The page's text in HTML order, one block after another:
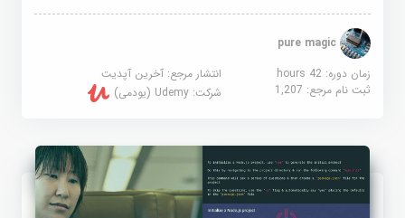
pure magic
زمان دوره: 42 hours
انتشار مرجع:آخرین آپدیت
ثبت نام مرجع:1,207 شرکت:Udemy (یودمی)